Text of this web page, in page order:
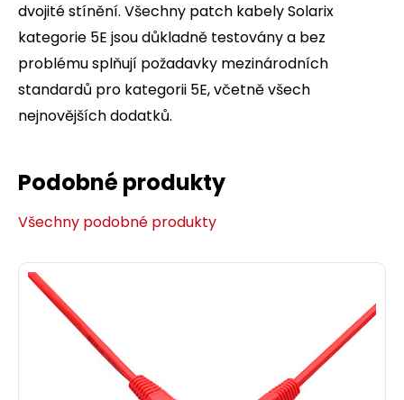
dvojité stínění. Všechny patch kabely Solarix
kategorie 5E jsou důkladně testovány a bez
problému splňují požadavky mezinárodních
standardů pro kategorii 5E, včetně všech
nejnovějších dodatků.
Podobné produkty
Všechny podobné produkty